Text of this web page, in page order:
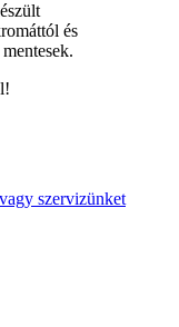
és
szervizünket